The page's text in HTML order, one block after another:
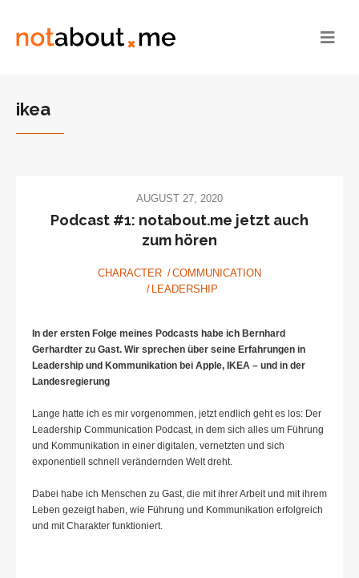
ikea
AUGUST 27, 2020
Podcast #1: notabout.me jetzt auch
zum hören
CHARACTER
COMMUNICATION
LEADERSHIP
In der ersten Folge meines Podcasts habe ich Bernhard
Gerhardter zu Gast. Wir sprechen über seine Erfahrungen in
Leadership und Kommunikation bei Apple, IKEA – und in der
Landesregierung
Lange hatte ich es mir vorgenommen, jetzt endlich geht es los: Der
Leadership Communication Podcast, in dem sich alles um Führung
und Kommunikation in einer digitalen, vernetzten und sich
exponentiell schnell verändernden Welt dreht.
Dabei habe ich Menschen zu Gast, die mit ihrer Arbeit und mit ihrem
Leben gezeigt haben, wie Führung und Kommunikation erfolgreich
und mit Charakter funktioniert.